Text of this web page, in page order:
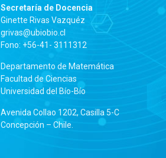
Secretaría de Docencia
Ginette Rivas Vazquéz
grivas@ubiobio.cl
Fono: +56-41- 3111312
Departamento de Matemática
Facultad de Ciencias
Universidad del Bío-Bío
Avenida Collao 1202, Casilla 5-C
Concepción – Chile.